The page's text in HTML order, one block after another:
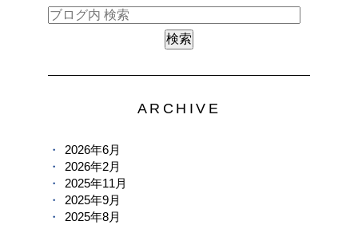
ARCHIVE
2026年6月
2026年2月
2025年11月
2025年9月
2025年8月